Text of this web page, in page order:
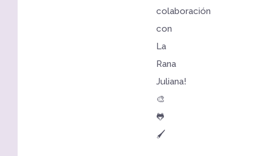
colaboración
con
La
Rana
Juliana!
🎨
🐸
🖌️